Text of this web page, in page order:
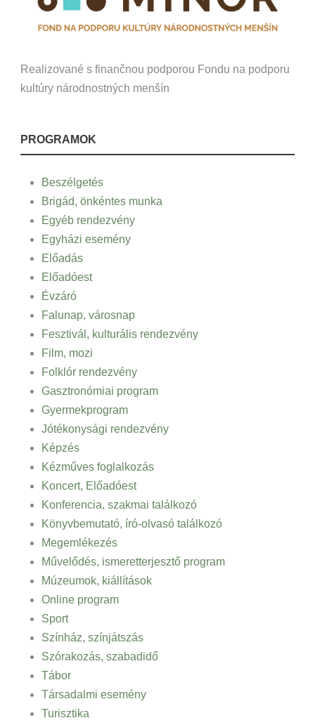
Realizované s finančnou podporou Fondu na podporu
kultúry národnostných menšín
PROGRAMOK
Beszélgetés
Brigád, önkéntes munka
Egyéb rendezvény
Egyházi esemény
Előadás
Előadóest
Évzáró
Falunap, városnap
Fesztivál, kulturális rendezvény
Film, mozi
Folklór rendezvény
Gasztronómiai program
Gyermekprogram
Jótékonysági rendezvény
Képzés
Kézműves foglalkozás
Koncert, Előadóest
Konferencia, szakmai találkozó
Könyvbemutató, író-olvasó találkozó
Megemlékezés
Művelődés, ismeretterjesztő program
Múzeumok, kiállítások
Online program
Sport
Színház, színjátszás
Szórakozás, szabadidő
Tábor
Társadalmi esemény
Turisztika